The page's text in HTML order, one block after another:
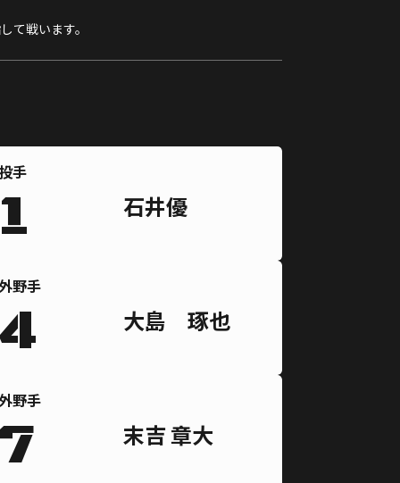
て戦います。
手
石井優
野手
大島 琢也
野手
末吉 章大